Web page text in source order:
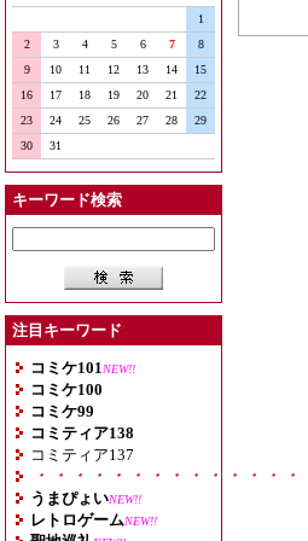
1
2
3 4 5 6 7
8
9
10 11 12 13 14
15
16
17 18 19 20 21
22
23
24 25 26 27 28
29
30
31
キーワード検索
注目キーワード
コミケ101 NEW!!
コミケ100
コミケ99
コミティア138
コミティア137
・・・・・・・・・・・・・・
うまぴょいNEW!!
レトロゲームNEW!!